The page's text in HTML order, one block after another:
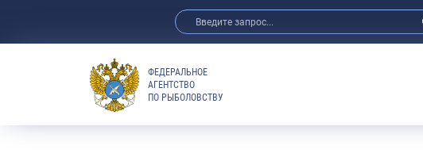
Анонсы
ФЕДЕРАЛЬНОЕ
АГЕНТСТВО
ПО РЫБОЛОВСТВУ